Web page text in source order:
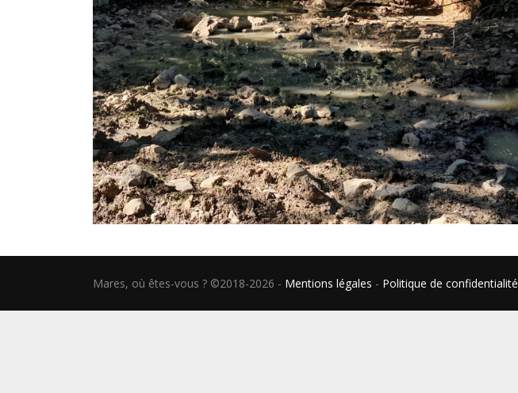
Mares, où êtes-vous ? ©2018-2026 - Mentions légales - Politique de confidentialité